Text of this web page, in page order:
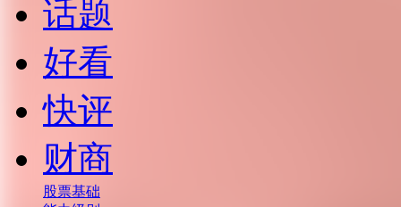
话题
好看
快评
财商
股票基础